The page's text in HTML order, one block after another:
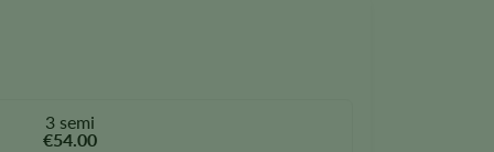
3 semi
€54.00